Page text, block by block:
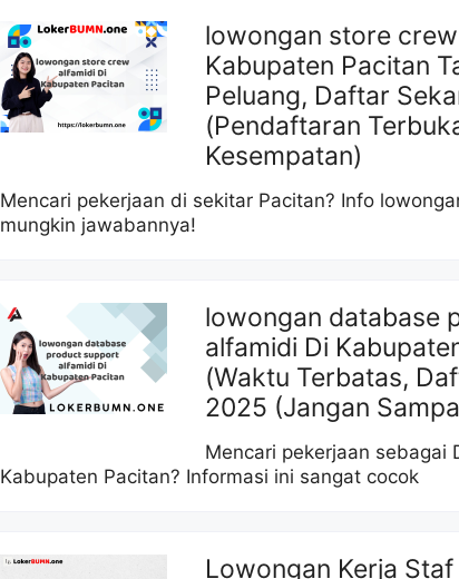
lowongan store
Kabupaten Pacitan
Peluang, Daftar
(Pendaftaran
Kesempatan)
Mencari pekerjaan di sekitar Pacitan? Info
mungkin jawabannya!
lowongan database
alfamidi Di
(Waktu Terbatas,
2025 (Jangan
Mencari pekerjaan sebagai
Kabupaten Pacitan? Informasi ini sangat cocok
Lowongan Kerja